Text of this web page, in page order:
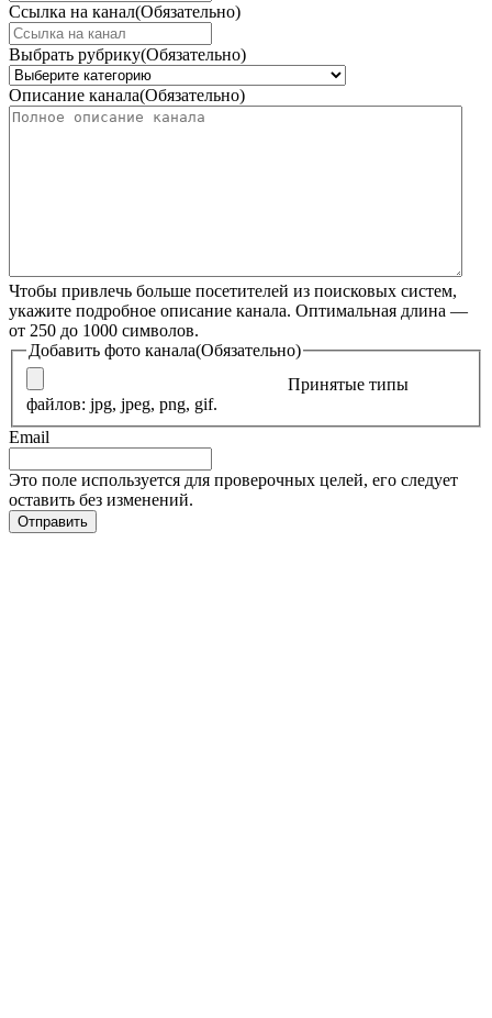
Ссылка на канал(Обязательно)
Выбрать рубрику(Обязательно)
Описание канала(Обязательно)
Чтобы привлечь больше посетителей из поисковых систем,
укажите подробное описание канала. Оптимальная длина —
от 250 до 1000 символов.
Добавить фото канала(Обязательно)
Принятые типы
файлов: jpg, jpeg, png, gif.
Email
Это поле используется для проверочных целей, его следует
оставить без изменений.